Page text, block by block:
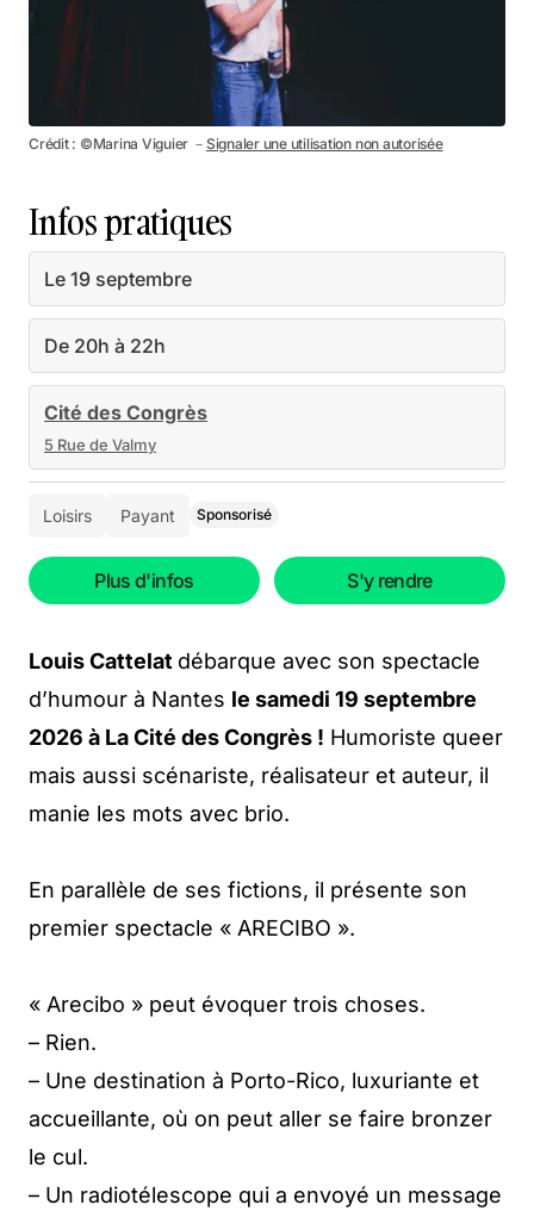
Crédit : ©Marina Viguier － Signaler une utilisation non autorisée
Infos pratiques
Le 19 septembre
De 20h à 22h
Cité des Congrès
5 Rue de Valmy
Loisirs Payant Sponsorisé
Plus d'infos S'y rendre
Louis Cattelat débarque avec son spectacle
d’humour à Nantes le samedi 19 septembre
2026 à La Cité des Congrès ! Humoriste queer
mais aussi scénariste, réalisateur et auteur, il
manie les mots avec brio.
En parallèle de ses fictions, il présente son
premier spectacle « ARECIBO ».
« Arecibo » peut évoquer trois choses.
– Rien.
– Une destination à Porto-Rico, luxuriante et
accueillante, où on peut aller se faire bronzer
le cul.
– Un radiotélescope qui a envoyé un message